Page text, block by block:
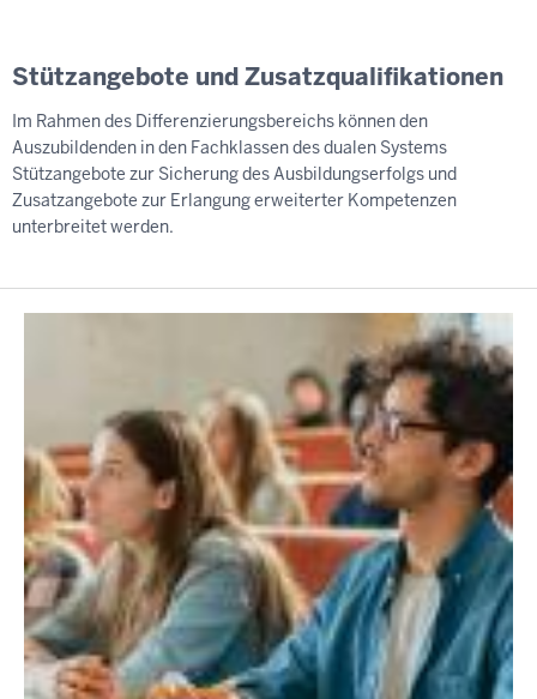
Stützangebote und Zusatzqualifikationen
Im Rahmen des Differenzierungsbereichs können den
Auszubildenden in den Fachklassen des dualen Systems
Stützangebote zur Sicherung des Ausbildungserfolgs und
Zusatzangebote zur Erlangung erweiterter Kompetenzen
unterbreitet werden.